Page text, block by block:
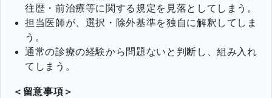
往歴・前治療等に関する規定を見落としてしまう。
担当医師が、選択・除外基準を独自に解釈してしま
う。
通常の診療の経験から問題ないと判断し、組み入れ
てしまう。
＜留意事項＞